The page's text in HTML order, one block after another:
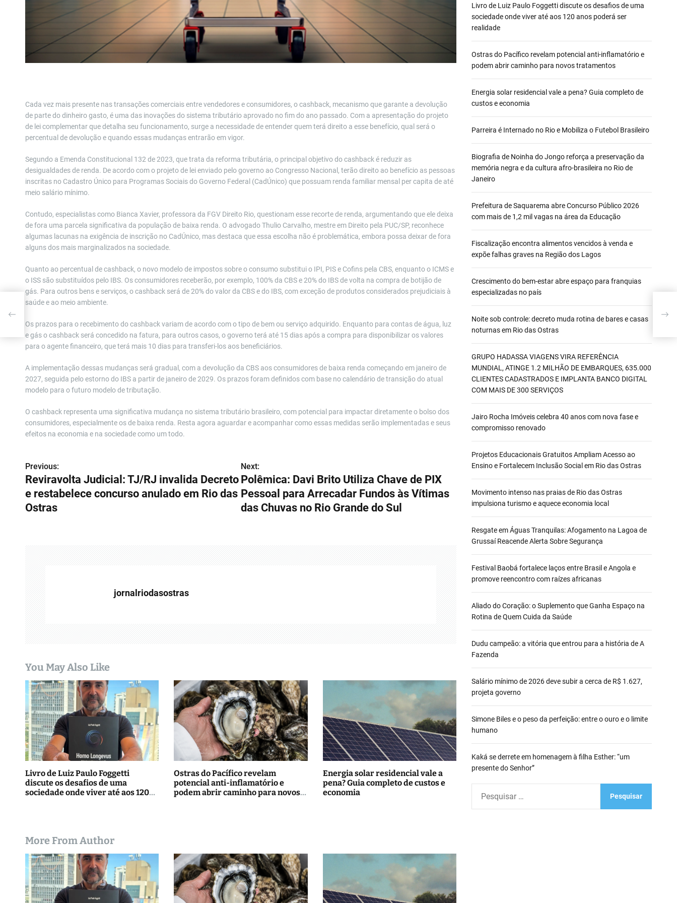
Cada vez mais presente nas transações comerciais entre vendedores e consumidores, o cashback, mecanismo que garante a devolução
de parte do dinheiro gasto, é uma das inovações do sistema tributário aprovado no fim do ano passado. Com a apresentação do projeto
de lei complementar que detalha seu funcionamento, surge a necessidade de entender quem terá direito a esse benefício, qual será o
percentual de devolução e quando essas mudanças entrarão em vigor.
Segundo a Emenda Constitucional 132 de 2023, que trata da reforma tributária, o principal objetivo do cashback é reduzir as
desigualdades de renda. De acordo com o projeto de lei enviado pelo governo ao Congresso Nacional, terão direito ao benefício as pessoas
inscritas no Cadastro Único para Programas Sociais do Governo Federal (CadÚnico) que possuam renda familiar mensal per capita de até
meio salário mínimo.
Contudo, especialistas como Bianca Xavier, professora da FGV Direito Rio, questionam esse recorte de renda, argumentando que ele deixa
de fora uma parcela significativa da população de baixa renda. O advogado Thulio Carvalho, mestre em Direito pela PUC/SP, reconhece
algumas lacunas na exigência de inscrição no CadÚnico, mas destaca que essa escolha não é problemática, embora possa deixar de fora
alguns dos mais marginalizados na sociedade.
Quanto ao percentual de cashback, o novo modelo de impostos sobre o consumo substitui o IPI, PIS e Cofins pela CBS, enquanto o ICMS e
o ISS são substituídos pelo IBS. Os consumidores receberão, por exemplo, 100% da CBS e 20% do IBS de volta na compra de botijão de
gás. Para outros bens e serviços, o cashback será de 20% do valor da CBS e do IBS, com exceção de produtos considerados prejudiciais à
saúde e ao meio ambiente.
Os prazos para o recebimento do cashback variam de acordo com o tipo de bem ou serviço adquirido. Enquanto para contas de água, luz
e gás o cashback será concedido na fatura, para outros casos, o governo terá até 15 dias após a compra para disponibilizar os valores
para o agente financeiro, que terá mais 10 dias para transferi-los aos beneficiários.
A implementação dessas mudanças será gradual, com a devolução da CBS aos consumidores de baixa renda começando em janeiro de
2027, seguida pelo estorno do IBS a partir de janeiro de 2029. Os prazos foram definidos com base no calendário de transição do atual
modelo para o futuro modelo de tributação.
O cashback representa uma significativa mudança no sistema tributário brasileiro, com potencial para impactar diretamente o bolso dos
consumidores, especialmente os de baixa renda. Resta agora aguardar e acompanhar como essas medidas serão implementadas e seus
efeitos na economia e na sociedade como um todo.
N
a
v
e
P
o
s
t
Previous:
Reviravolta Judicial: TJ/RJ invalida Decreto
e restabelece concurso anulado em Rio das
Ostras
Next:
Polêmica: Davi Brito Utiliza Chave de PIX
Pessoal para Arrecadar Fundos às Vítimas
das Chuvas no Rio Grande do Sul
jornalriodasostras
You May Also Like
Livro de Luiz Paulo Foggetti
discute os desafios de uma
sociedade onde viver até aos 120
Ostras do Pacífico revelam
potencial anti-inflamatório e
podem abrir caminho para novos
Energia solar residencial vale a
pena? Guia completo de custos e
economia
More From Author
Livro de Luiz Paulo Foggetti discute os desafios de uma
sociedade onde viver até aos 120 anos poderá ser
realidade
Ostras do Pacífico revelam potencial anti-inflamatório e
podem abrir caminho para novos tratamentos
Energia solar residencial vale a pena? Guia completo de
custos e economia
Parreira é Internado no Rio e Mobiliza o Futebol Brasileiro
Biografia de Noinha do Jongo reforça a preservação da
memória negra e da cultura afro-brasileira no Rio de
Janeiro
Prefeitura de Saquarema abre Concurso Público 2026
com mais de 1,2 mil vagas na área da Educação
Fiscalização encontra alimentos vencidos à venda e
expõe falhas graves na Região dos Lagos
Crescimento do bem-estar abre espaço para franquias
especializadas no país
Noite sob controle: decreto muda rotina de bares e casas
noturnas em Rio das Ostras
GRUPO HADASSA VIAGENS VIRA REFERÊNCIA
MUNDIAL, ATINGE 1.2 MILHÃO DE EMBARQUES, 635.000
CLIENTES CADASTRADOS E IMPLANTA BANCO DIGITAL
COM MAIS DE 300 SERVIÇOS
Jairo Rocha Imóveis celebra 40 anos com nova fase e
compromisso renovado
Projetos Educacionais Gratuitos Ampliam Acesso ao
Ensino e Fortalecem Inclusão Social em Rio das Ostras
Movimento intenso nas praias de Rio das Ostras
impulsiona turismo e aquece economia local
Resgate em Águas Tranquilas: Afogamento na Lagoa de
Grussaí Reacende Alerta Sobre Segurança
Festival Baobá fortalece laços entre Brasil e Angola e
promove reencontro com raízes africanas
Aliado do Coração: o Suplemento que Ganha Espaço na
Rotina de Quem Cuida da Saúde
Dudu campeão: a vitória que entrou para a história de A
Fazenda
Salário mínimo de 2026 deve subir a cerca de R$ 1.627,
projeta governo
Simone Biles e o peso da perfeição: entre o ouro e o limite
humano
Kaká se derrete em homenagem à filha Esther: “um
presente do Senhor”
PIX